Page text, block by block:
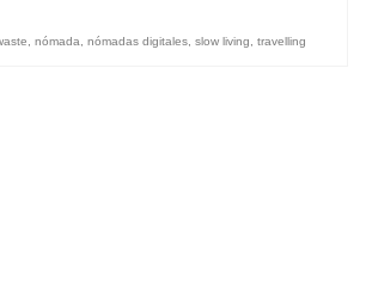
, nómada, nómadas digitales, slow living, travelling